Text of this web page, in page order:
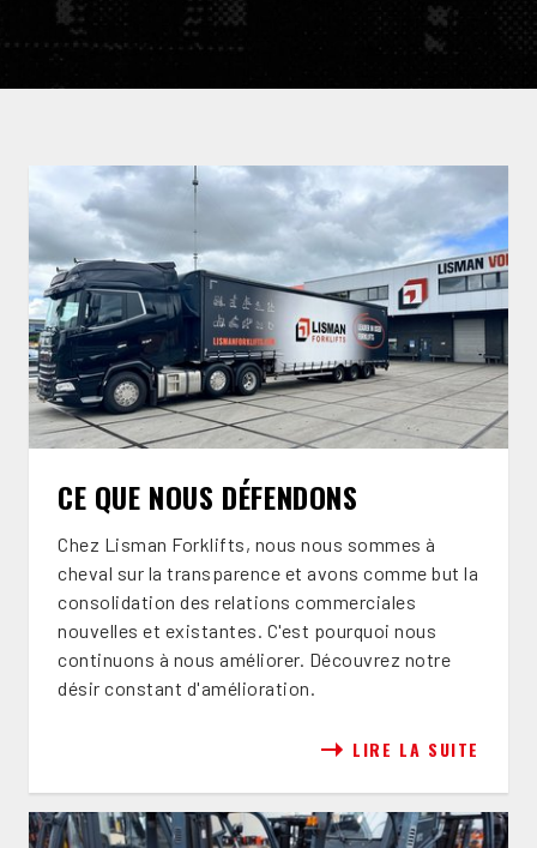
CE QUE NOUS DÉFENDONS
Chez Lisman Forklifts, nous nous sommes à
cheval sur la transparence et avons comme but la
consolidation des relations commerciales
nouvelles et existantes. C'est pourquoi nous
continuons à nous améliorer. Découvrez notre
désir constant d'amélioration.
LIRE LA SUITE